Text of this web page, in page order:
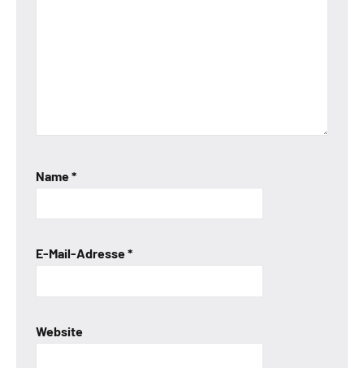
Name*
E-Mail-Adresse*
Website